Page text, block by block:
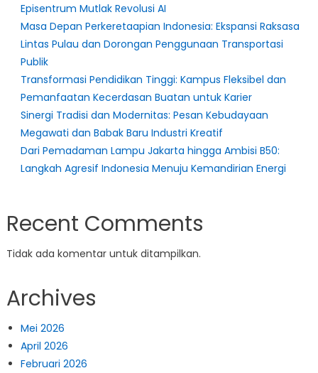
Episentrum Mutlak Revolusi AI
Masa Depan Perkeretaapian Indonesia: Ekspansi Raksasa
Lintas Pulau dan Dorongan Penggunaan Transportasi
Publik
Transformasi Pendidikan Tinggi: Kampus Fleksibel dan
Pemanfaatan Kecerdasan Buatan untuk Karier
Sinergi Tradisi dan Modernitas: Pesan Kebudayaan
Megawati dan Babak Baru Industri Kreatif
Dari Pemadaman Lampu Jakarta hingga Ambisi B50:
Langkah Agresif Indonesia Menuju Kemandirian Energi
Recent Comments
Tidak ada komentar untuk ditampilkan.
Archives
Mei 2026
April 2026
Februari 2026